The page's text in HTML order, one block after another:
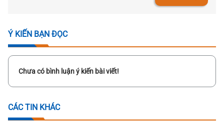
Ý KIẾN BẠN ĐỌC
Chưa có bình luận ý kiến bài viết!
CÁC TIN KHÁC